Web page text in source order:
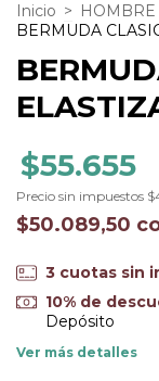
Inicio > HOMBRE
BERMUDA
$55.655
Precio sin impuestos
$50.089,50
3 cuotas sin
10% de
Depósito
Ver más detalles